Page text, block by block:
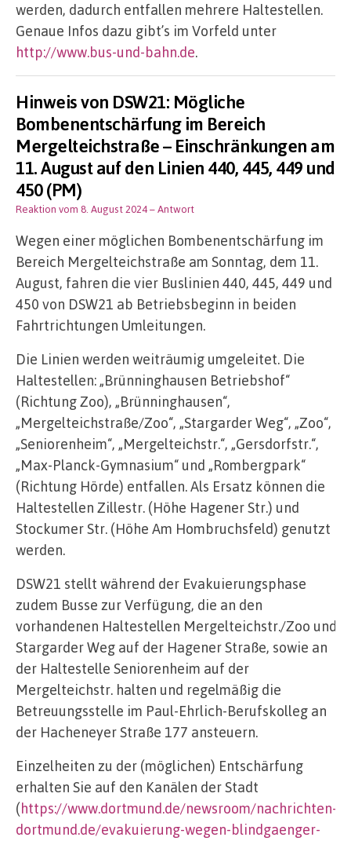
werden, dadurch entfallen mehrere Haltestellen.
Genaue Infos dazu gibt’s im Vorfeld unter
http://www.bus-und-bahn.de.
Hinweis von DSW21: Mögliche
Bombenentschärfung im Bereich
Mergelteichstraße – Einschränkungen am
11. August auf den Linien 440, 445, 449 und
450 (PM)
Reaktion vom 8. August 2024– Antwort
Wegen einer möglichen Bombenentschärfung im
Bereich Mergelteichstraße am Sonntag, dem 11.
August, fahren die vier Buslinien 440, 445, 449 und
450 von DSW21 ab Betriebsbeginn in beiden
Fahrtrichtungen Umleitungen.
Die Linien werden weiträumig umgeleitet. Die
Haltestellen: „Brünninghausen Betriebshof“
(Richtung Zoo), „Brünninghausen“,
„Mergelteichstraße/Zoo“, „Stargarder Weg“, „Zoo“,
„Seniorenheim“, „Mergelteichstr.“, „Gersdorfstr.“,
„Max-Planck-Gymnasium“ und „Rombergpark“
(Richtung Hörde) entfallen. Als Ersatz können die
Haltestellen Zillestr. (Höhe Hagener Str.) und
Stockumer Str. (Höhe Am Hombruchsfeld) genutzt
werden.
DSW21 stellt während der Evakuierungsphase
zudem Busse zur Verfügung, die an den
vorhandenen Haltestellen Mergelteichstr./Zoo und
Stargarder Weg auf der Hagener Straße, sowie an
der Haltestelle Seniorenheim auf der
Mergelteichstr. halten und regelmäßig die
Betreuungsstelle im Paul-Ehrlich-Berufskolleg an
der Hacheneyer Straße 177 ansteuern.
Einzelheiten zu der (möglichen) Entschärfung
erhalten Sie auf den Kanälen der Stadt
(https://www.dortmund.de/newsroom/nachrichten-
dortmund.de/evakuierung-wegen-blindgaenger-